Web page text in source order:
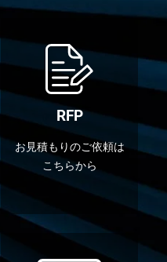
RFP
お見積もりのご依頼は
こちらから